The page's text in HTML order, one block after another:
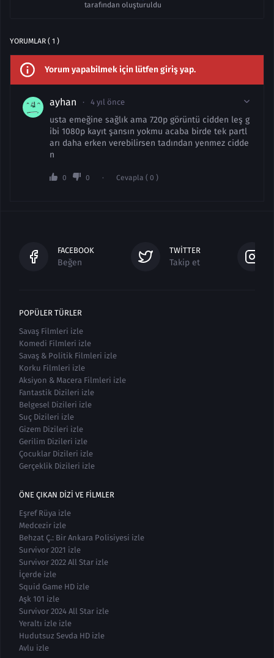
tarafından oluşturuldu
YORUMLAR ( 1 )
Yorum yapabilmek için lütfen giriş yap.
ayhan 4 yıl önce
usta emeğine sağlık ama 720p görüntü cidden leş g
ibi 1080p kayıt şansın yokmu acaba birde tek partl
arı daha erken verebilirsen tadından yenmez cidde
n
0 0 Cevapla ( 0 )
FACEBOOK
Beğen
TWITTER
Takip et
POPÜLER TÜRLER
Savaş Filmleri izle
Komedi Filmleri izle
Savaş & Politik Filmleri izle
Korku Filmleri izle
Aksiyon & Macera Filmleri izle
Fantastik Dizileri izle
Belgesel Dizileri izle
Suç Dizileri izle
Gizem Dizileri izle
Gerilim Dizileri izle
Çocuklar Dizileri izle
Gerçeklik Dizileri izle
ÖNE ÇIKAN DIZI VE FILMLER
Eşref Rüya izle
Medcezir izle
Behzat Ç.: Bir Ankara Polisiyesi izle
Survivor 2021 izle
Survivor 2022 All Star izle
İçerde izle
Squid Game HD izle
Aşk 101 izle
Survivor 2024 All Star izle
Yeraltı izle izle
Hudutsuz Sevda HD izle
Avlu izle